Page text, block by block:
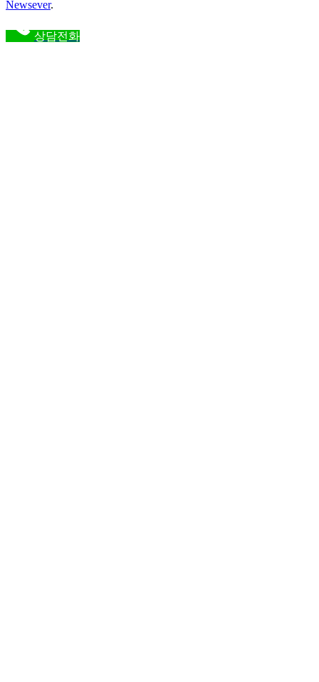
Newsever.
상담전화